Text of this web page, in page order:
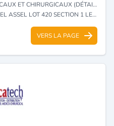
ET CHIRURGICAUX (DÉTAIL)
SECTION 1 LES MANDARINES MOHAMMADIA - ALGER
VERS LA PAGE